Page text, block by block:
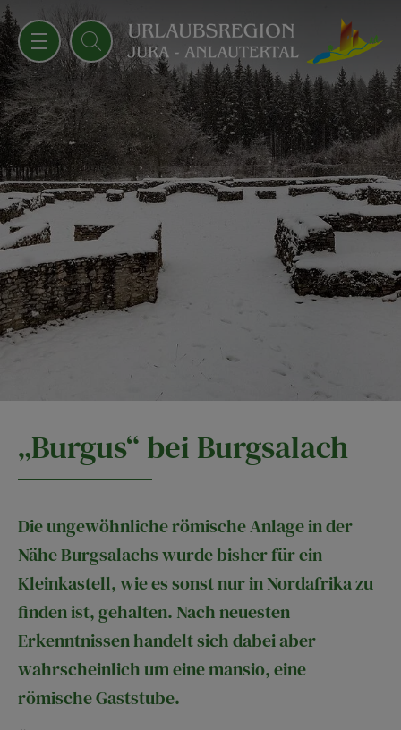
„Burgus“ bei Burgsalach
Die ungewöhnliche römische Anlage in der
Nähe Burgsalachs wurde bisher für ein
Kleinkastell, wie es sonst nur in Nordafrika zu
finden ist, gehalten. Nach neuesten
Erkenntnissen handelt sich dabei aber
wahrscheinlich um eine mansio, eine
römische Gaststube.